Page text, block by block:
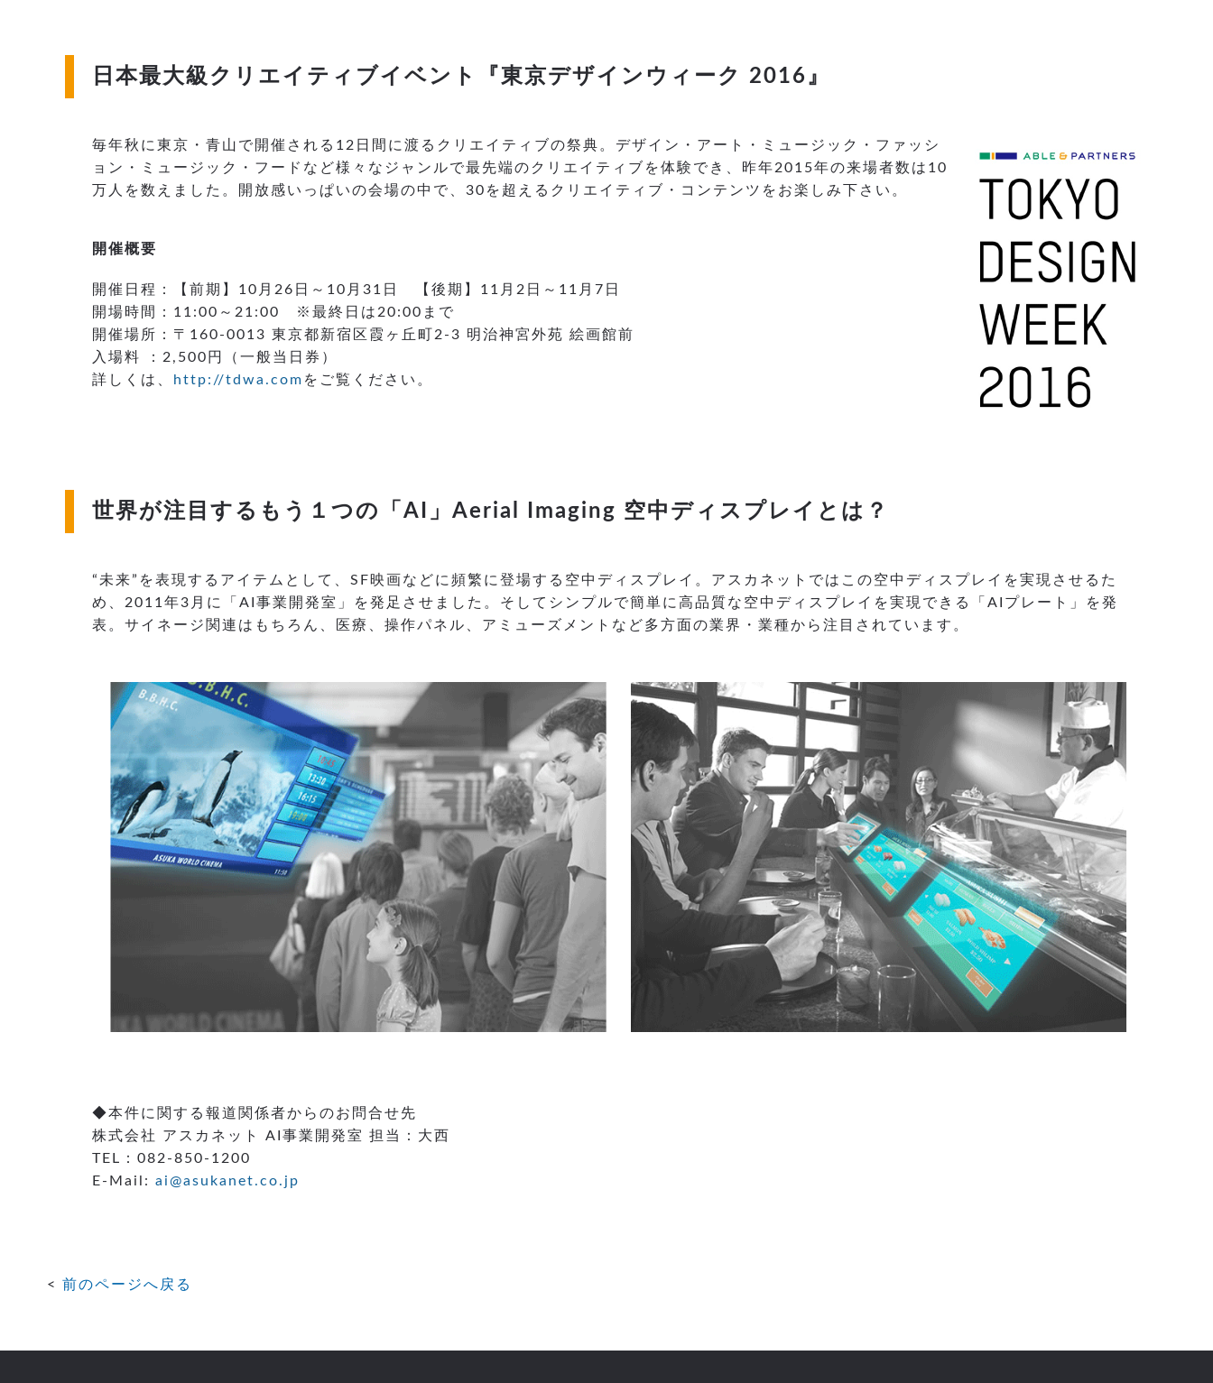
日本最大級クリエイティブイベント『東京デザインウィーク 2016』
毎年秋に東京・青山で開催される12日間に渡るクリエイティブの祭典。デザイン・アート・ミュージック・ファッシ
ョン・ミュージック・フードなど様々なジャンルで最先端のクリエイティブを体験でき、昨年2015年の来場者数は10
万人を数えました。開放感いっぱいの会場の中で、30を超えるクリエイティブ・コンテンツをお楽しみ下さい。
開催概要
開催日程：【前期】10月26日～10月31日 【後期】11月2日～11月7日
開場時間：11:00～21:00 ※最終日は20:00まで
開催場所：〒160-0013 東京都新宿区霞ヶ丘町2-3 明治神宮外苑 絵画館前
入場料 ：2,500円（一般当日券）
詳しくは、
http://tdwa.com をご覧ください。
世界が注目するもう１つの「AI」Aerial Imaging 空中ディスプレイとは？
“未来”を表現するアイテムとして、SF映画などに頻繁に登場する空中ディスプレイ。アスカネットではこの空中ディスプレイを実現させるた
め、2011年3月に「AI事業開発室」を発足させました。そしてシンプルで簡単に高品質な空中ディスプレイを実現できる「AIプレート」を発
表。サイネージ関連はもちろん、医療、操作パネル、アミューズメントなど多方面の業界・業種から注目されています。
◆本件に関する報道関係者からのお問合せ先
株式会社 アスカネット AI事業開発室 担当：大西
TEL：082-850-1200
E-Mail: ai@asukanet.co.jp
前のページへ戻る